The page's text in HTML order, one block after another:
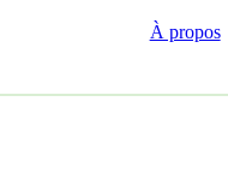
À propos